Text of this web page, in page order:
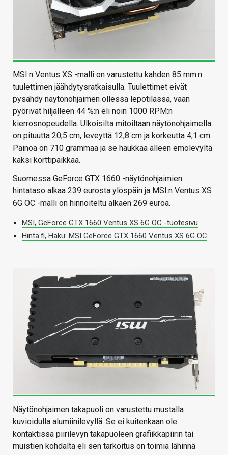
MSI:n Ventus XS -malli on varustettu kahden 85 mm:n
tuulettimen jäähdytysratkaisulla. Tuulettimet eivät
pysähdy näytönohjaimen ollessa lepotilassa, vaan
pyörivät hiljalleen 44 %:n eli noin 1000 RPM:n
kierrosnopeudella. Ulkoisilta mitoiltaan näytönohjaimella
on pituutta 20,5 cm, leveyttä 12,8 cm ja korkeutta 4,1 cm.
Painoa on 710 grammaa ja se haukkaa alleen emolevyltä
kaksi korttipaikkaa.
Suomessa GeForce GTX 1660 -näytönohjaimien
hintataso alkaa 239 eurosta ylöspäin ja MSI:n Ventus XS
6G OC -malli on hinnoiteltu alkaen 269 euroa.
MSI, GeForce GTX 1660 Ventus XS 6G OC -tuotesivu
Hinta.fi, Haku: MSI GeForce GTX 1660 Ventus XS 6G OC
Näytönohjaimen takapuoli on varustettu mustalla
kuvioidulla alumiinilevyllä. Se ei kuitenkaan ole
kontaktissa piirilevyn takapuoleen grafiikkapiirin tai
muistien kohdalta eli sen tarkoitus on toimia lähinnä